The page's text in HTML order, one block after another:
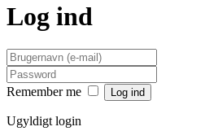
Log ind
Remember me
Ugyldigt login